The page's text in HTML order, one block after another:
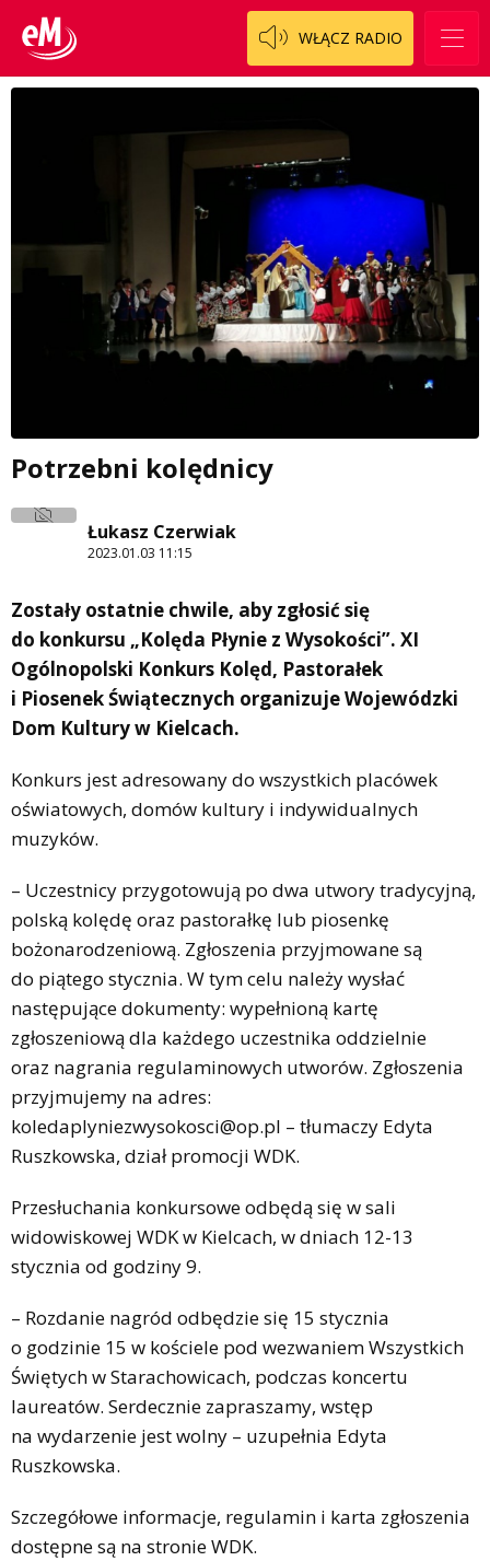
WŁĄCZ RADIO
Potrzebni kolędnicy
Łukasz Czerwiak
2023.01.03 11:15
Zostały ostatnie chwile, aby zgłosić się
do konkursu „Kolęda Płynie z Wysokości”. XI
Ogólnopolski Konkurs Kolęd, Pastorałek
i Piosenek Świątecznych organizuje Wojewódzki
Dom Kultury w Kielcach.
Konkurs jest adresowany do wszystkich placówek
oświatowych, domów kultury i indywidualnych
muzyków.
– Uczestnicy przygotowują po dwa utwory tradycyjną,
polską kolędę oraz pastorałkę lub piosenkę
bożonarodzeniową. Zgłoszenia przyjmowane są
do piątego stycznia. W tym celu należy wysłać
następujące dokumenty: wypełnioną kartę
zgłoszeniową dla każdego uczestnika oddzielnie
oraz nagrania regulaminowych utworów. Zgłoszenia
przyjmujemy na adres:
koledaplyniezwysokosci@op.pl – tłumaczy Edyta
Ruszkowska, dział promocji WDK.
Przesłuchania konkursowe odbędą się w sali
widowiskowej WDK w Kielcach, w dniach 12-13
stycznia od godziny 9.
– Rozdanie nagród odbędzie się 15 stycznia
o godzinie 15 w kościele pod wezwaniem Wszystkich
Świętych w Starachowicach, podczas koncertu
laureatów. Serdecznie zapraszamy, wstęp
na wydarzenie jest wolny – uzupełnia Edyta
Ruszkowska.
Szczegółowe informacje, regulamin i karta zgłoszenia
dostępne są na stronie WDK.